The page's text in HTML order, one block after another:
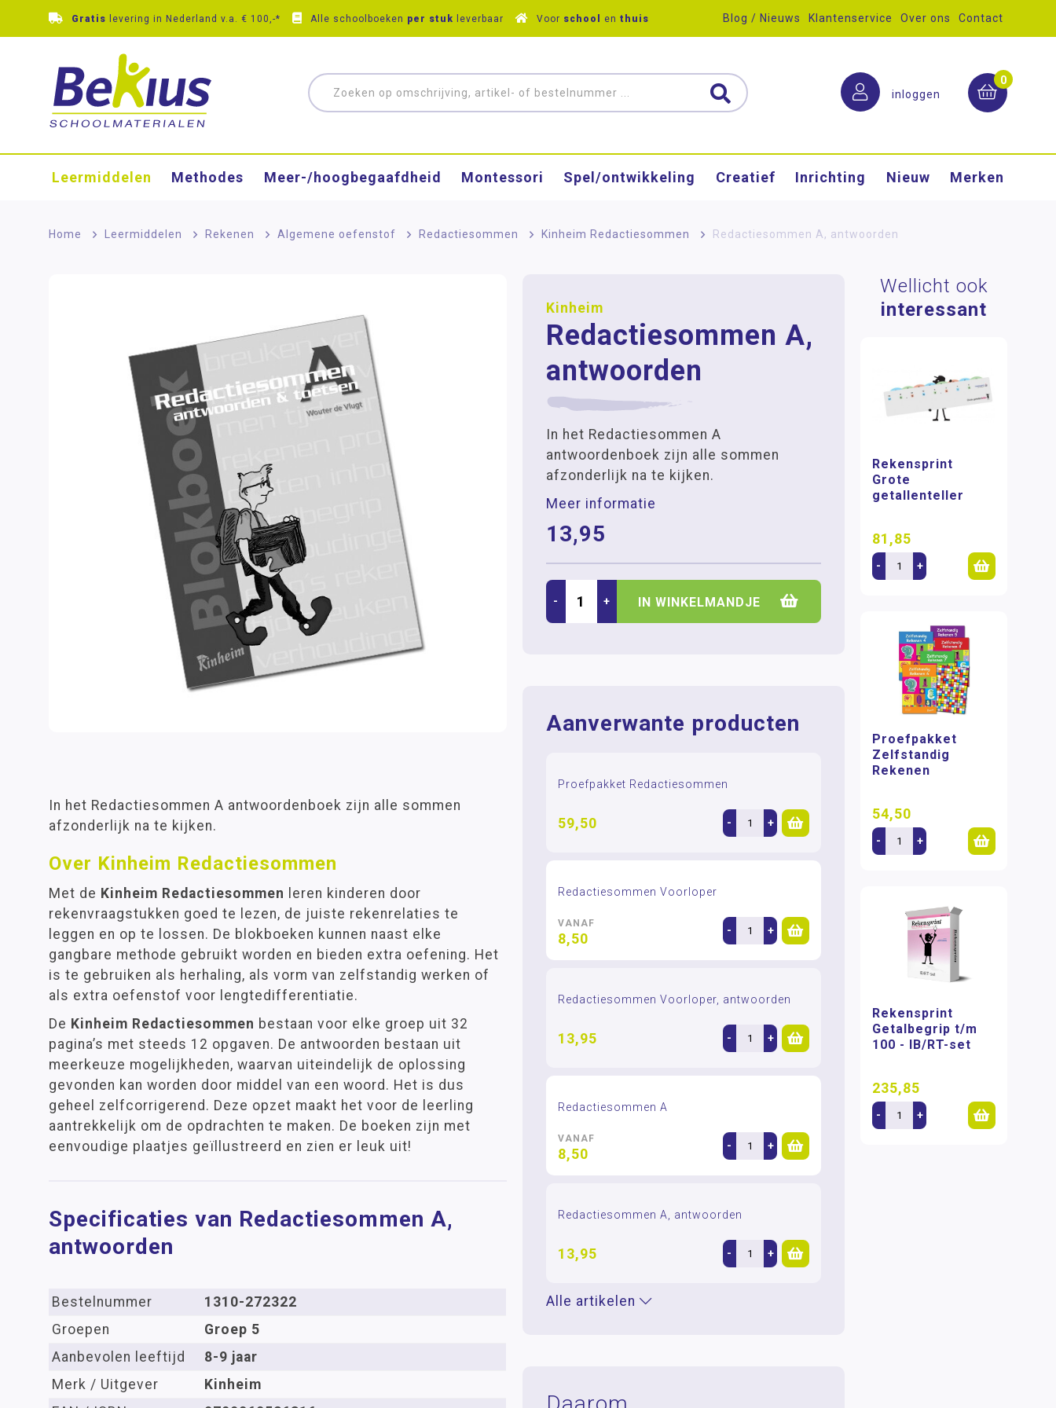
Gratis levering in Nederland v.a. € 100,-* Alle schoolboeken per stuk leverbaar Voor school en thuis Blog / Nieuws Klantenservice Over ons Contact
inloggen
0
Leermiddelen Methodes Meer-/hoog­begaafdheid Montessori Spel/ontwikkeling Creatief Inrichting Nieuw Merken
Home > Leermiddelen > Rekenen > Algemene oefenstof > Redactiesommen > Kinheim Redactiesommen > Redactiesommen A, antwoorden
Kinheim
Redactiesommen A,
antwoorden
In het Redactiesommen A
antwoordenboek zijn alle sommen
afzonderlijk na te kijken.
Meer informatie
13,95
- + IN WINKELMANDJE
Aanverwante producten
Proefpakket Redactiesommen
59,50 - +
Redactiesommen Voorloper
VANAF
8,50 - +
Redactiesommen Voorloper, antwoorden
13,95 - +
Redactiesommen A
VANAF
8,50 - +
Redactiesommen A, antwoorden
13,95 - +
Alle artikelen
In het Redactiesommen A antwoordenboek zijn alle sommen
afzonderlijk na te kijken.
Over Kinheim Redactiesommen
Met de Kinheim Redactiesommen leren kinderen door
rekenvraagstukken goed te lezen, de juiste rekenrelaties te
leggen en op te lossen. De blokboeken kunnen naast elke
gangbare methode gebruikt worden en bieden extra oefening. Het
is te gebruiken als herhaling, als vorm van zelfstandig werken of
als extra oefenstof voor lengtedifferentiatie.
De Kinheim Redactiesommen bestaan voor elke groep uit 32
pagina’s met steeds 12 opgaven. De antwoorden bestaan uit
meerkeuze mogelijkheden, waarvan uiteindelijk de oplossing
gevonden kan worden door middel van een woord. Het is dus
geheel zelfcorrigerend. Deze opzet maakt het voor de leerling
aantrekkelijk om de opdrachten te maken. De boeken zijn met
eenvoudige plaatjes geïllustreerd en zien er leuk uit!
Specificaties van Redactiesommen A,
antwoorden
Bestelnummer
1310-272322
Groepen
Groep 5
Aanbevolen leeftijd
8-9 jaar
Merk / Uitgever
Kinheim
Wellicht ook
interessant
Rekensprint
Grote
getallenteller
81,85
- +
Proefpakket
Zelfstandig
Rekenen
54,50
- +
Rekensprint
Getalbegrip t/m
100 - IB/RT-set
235,85
- +